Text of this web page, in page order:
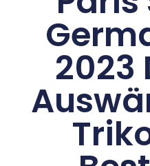
2023